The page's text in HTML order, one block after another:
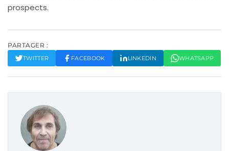
prospects.
PARTAGER :
TWITTER FACEBOOK LINKEDIN WHATSAPP